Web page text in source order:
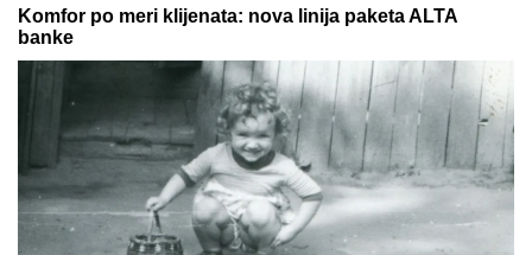
"VOLIM STARIJE DEVOJKE"Mina i
BRAKU, pa OPLELI po rijaliti
učesnicima: "Ledena kraljica je
opelješila deda Daneta (VIDEO)
by Aklamator